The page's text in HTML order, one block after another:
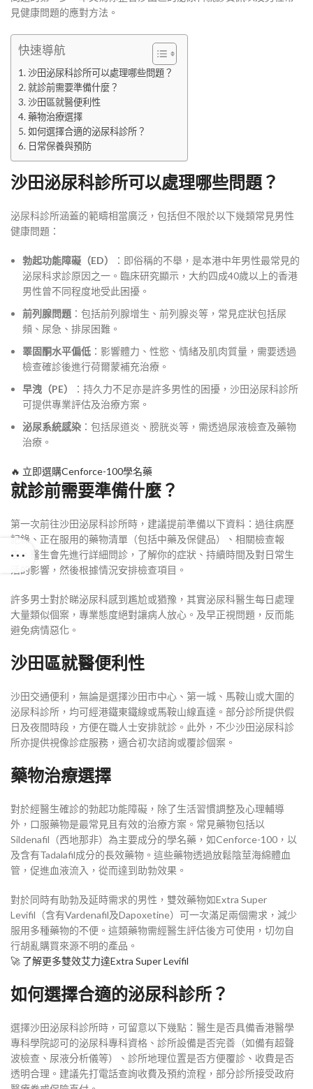
見健康問題的應對方法。
快速導航
沙田泌尿科診所可以處理哪些問題？
就診前需要準備什麼？
沙田區就醫便利性
藥物治療選擇
如何選擇合適的泌尿科診所？
日常保養與預防
沙田泌尿科診所可以處理哪些問題？
泌尿科診所涵蓋的範疇相當廣泛，包括但不限於以下幾類常見男性
健康問題：
勃起功能障礙（ED）
：即俗稱的不舉，是本港中年男性最常見的
泌尿科求診原因之一。臨床研究顯示，大約四成40歲以上的香港
男性曾不同程度地受此困擾。
前列腺問題 ：包括前列腺增生、前列腺炎等，常見症狀包括尿
頻、尿急、排尿困難。
睪固酮水平偏低 ：影響體力、性慾、情緒及肌肉質量，需要透過
檢查確診後進行荷爾蒙補充治療。
早洩（PE）
：持久力不足亦是許多男性的困擾，沙田泌尿科診所
可提供專業評估及治療方案。
泌尿系統感染 ：包括尿道炎、膀胱炎等，需透過尿液檢查及藥物
治療。
🔥 立即選購Cenforce-100學名藥
就診前需要準備什麼？
第一次前往沙田泌尿科診所時，建議提前準備以下資料：過往病歷
記錄、正在服用的藥物清單（包括中藥及保健品）、相關檢查報
告。醫生會先進行詳細問診，了解你的症狀、持續時間及對日常生
活的影響，然後根據情況安排檢查項目。
許多男士對於睇泌尿科感到尷尬或猶豫，其實泌尿科醫生每日處理
大量類似個案，專業態度絕對讓病人放心。及早正視問題，反而能
避免病情惡化。
沙田區就醫便利性
沙田交通便利，無論是選擇沙田市中心、第一城、馬鞍山或大圍的
泌尿科診所，均可經港鐵東鐵線或馬鞍山線直達。部分診所提供假
日及夜間時段，方便在職人士安排就診。此外，不少沙田泌尿科診
所亦提供視像診症服務，適合初次諮詢或覆診個案。
藥物治療選擇
對於經醫生確診的勃起功能障礙，除了生活習慣調整及心理輔導
外，口服藥物是最常見且有效的治療方案。常見藥物包括以
Sildenafil（西地那非）為主要成分的學名藥，如Cenforce-100，以
及含有Tadalafil成分的長效藥物。這些藥物透過放鬆陰莖海綿體血
管，促進血液流入，從而達到助勃效果。
對於同時有助勃及延時需求的男性，雙效藥物如Extra Super
Levifil（含有Vardenafil及Dapoxetine）可一次滿足兩個需求，減少
服用多種藥物的不便。這類藥物需經醫生評估後方可使用，切勿自
行胡亂購買來源不明的產品。
🚀 了解更多雙效艾力達Extra Super Levifil
如何選擇合適的泌尿科診所？
選擇沙田泌尿科診所時，可留意以下幾點：醫生是否具備香港醫學
專科學院認可的泌尿科專科資格、診所設備是否完善（如備有超聲
波檢查、尿液分析儀等）、診所地理位置是否方便覆診、收費是否
透明合理。建議先打電話查詢收費及預約流程，部分診所接受政府